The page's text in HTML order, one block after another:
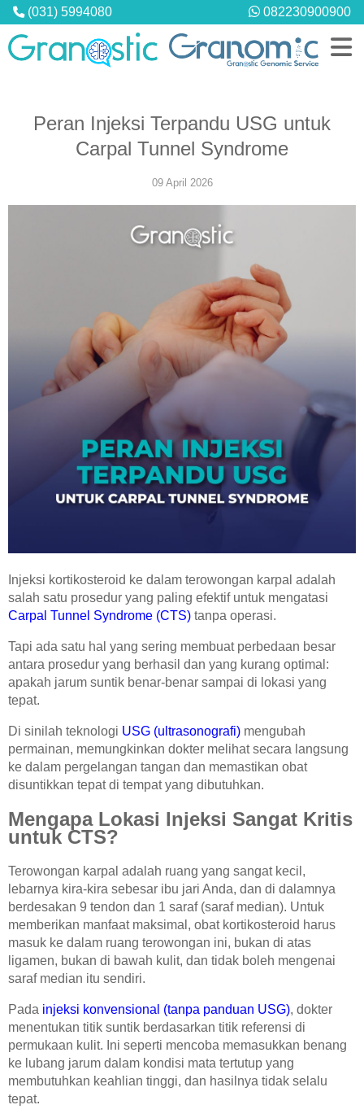
(031) 5994080 082230900900
Granostic Diagnostic Center
Granostic Medical Center
MCU Perusahaan
Konsultasi & Telekonsultasi
Home Service
Hasil Pemeriksaan
Hasil MCU Perusahaan
KABAR TERBARU
Semua Berita
Berita
Edukasi
Penghargaan
MITRA
Perusahaan dan Asuransi
CARI DOKTER
REGISTRASI ONLINE
Peran Injeksi Terpandu USG untuk
Carpal Tunnel Syndrome
09 April 2026
Injeksi kortikosteroid ke dalam terowongan karpal adalah
salah satu prosedur yang paling efektif untuk mengatasi
Carpal Tunnel Syndrome (CTS) tanpa operasi.
Tapi ada satu hal yang sering membuat perbedaan besar
antara prosedur yang berhasil dan yang kurang optimal:
apakah jarum suntik benar-benar sampai di lokasi yang
tepat.
Di sinilah teknologi USG (ultrasonografi) mengubah
permainan, memungkinkan dokter melihat secara langsung
ke dalam pergelangan tangan dan memastikan obat
disuntikkan tepat di tempat yang dibutuhkan.
Mengapa Lokasi Injeksi Sangat Kritis
untuk CTS?
Terowongan karpal adalah ruang yang sangat kecil,
lebarnya kira-kira sebesar ibu jari Anda, dan di dalamnya
berdesakan 9 tendon dan 1 saraf (saraf median). Untuk
memberikan manfaat maksimal, obat kortikosteroid harus
masuk ke dalam ruang terowongan ini, bukan di atas
ligamen, bukan di bawah kulit, dan tidak boleh mengenai
saraf median itu sendiri.
Pada injeksi konvensional (tanpa panduan USG), dokter
menentukan titik suntik berdasarkan titik referensi di
permukaan kulit. Ini seperti mencoba memasukkan benang
ke lubang jarum dalam kondisi mata tertutup yang
membutuhkan keahlian tinggi, dan hasilnya tidak selalu
tepat.